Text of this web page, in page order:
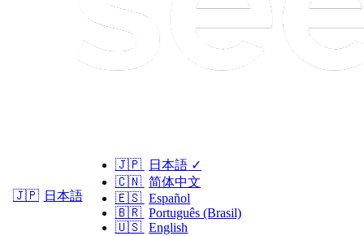
🇯🇵 日本語
🇯🇵 日本語 ✓
🇨🇳 简体中文
🇪🇸 Español
🇧🇷 Português (Brasil)
🇺🇸 English